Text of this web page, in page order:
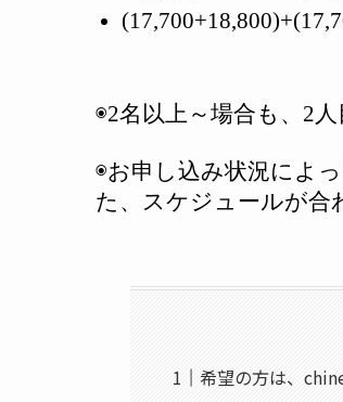
◉2名以上～場合も、 2
◉お申し込み状況によ
た、スケジュールが合
希望の方は、